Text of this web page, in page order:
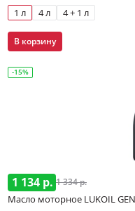
1 л
4 л 4 + 1 л
В корзину
-15%
1 134 р. 1 334 р.
Масло моторное LUKOIL